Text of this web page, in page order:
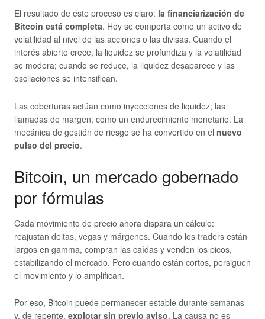
El resultado de este proceso es claro: la financiarización de
Bitcoin está completa. Hoy se comporta como un activo de
volatilidad al nivel de las acciones o las divisas. Cuando el
interés abierto crece, la liquidez se profundiza y la volatilidad
se modera; cuando se reduce, la liquidez desaparece y las
oscilaciones se intensifican.
Las coberturas actúan como inyecciones de liquidez; las
llamadas de margen, como un endurecimiento monetario. La
mecánica de gestión de riesgo se ha convertido en el nuevo
pulso del precio.
Bitcoin, un mercado gobernado
por fórmulas
Cada movimiento de precio ahora dispara un cálculo:
reajustan deltas, vegas y márgenes. Cuando los traders están
largos en gamma, compran las caídas y venden los picos,
estabilizando el mercado. Pero cuando están cortos, persiguen
el movimiento y lo amplifican.
Por eso, Bitcoin puede permanecer estable durante semanas
y, de repente, explotar sin previo aviso. La causa no es